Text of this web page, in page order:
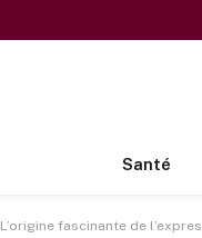
Santé
L’origine fascinante de